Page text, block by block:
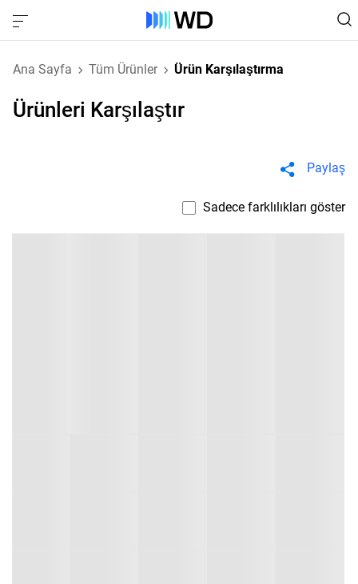
Ana Sayfa Tüm Ürünler Ürün Karşılaştırma
Ürünleri Karşılaştır
Paylaş
Sadece farklılıkları göster